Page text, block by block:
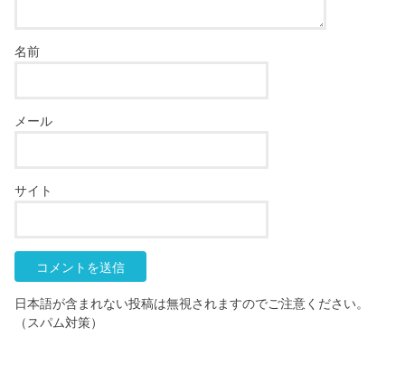
名前
メール
サイト
日本語が含まれない投稿は無視されますのでご注意ください。
（スパム対策）